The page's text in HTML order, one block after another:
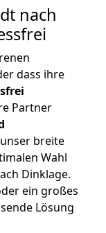
nach
dass ihre
Partner
breite
Wahl
Dinklage.
ein großes
Lösung